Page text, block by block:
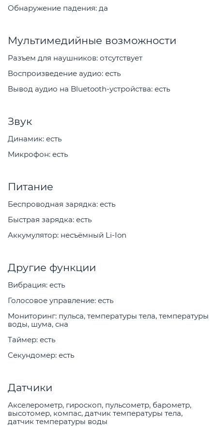
Обнаружение падения: да
Мультимедийные возможности
Разъем для наушников: отсутствует
Воспроизведение аудио: есть
Вывод аудио на Bluetooth-устройства: есть
Звук
Динамик: есть
Микрофон: есть
Питание
Беспроводная зарядка: есть
Быстрая зарядка: есть
Аккумулятор: несъёмный Li-Ion
Другие функции
Вибрация: есть
Голосовое управление: есть
Мониторинг: пульса, температуры тела, температуры
воды, шума, сна
Таймер: есть
Секундомер: есть
Датчики
Акселерометр, гироскоп, пульсометр, барометр,
высотомер, компас, датчик температуры тела,
датчик температуры воды